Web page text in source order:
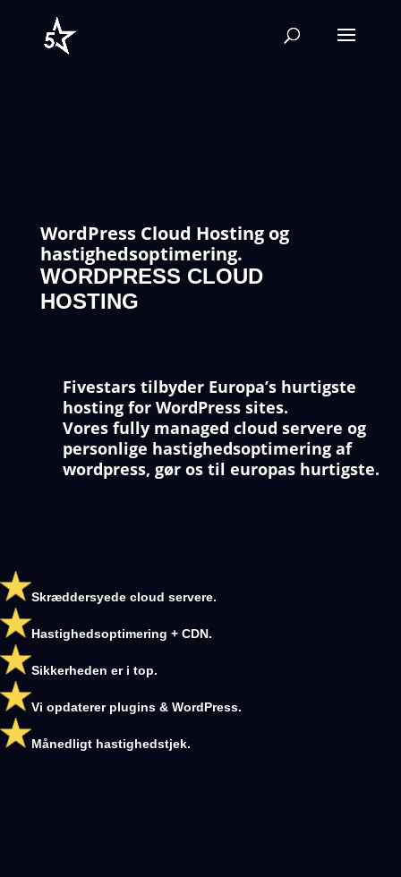
WordPress Cloud Hosting og
hastighedsoptimering.
WORDPRESS CLOUD
HOSTING
Fivestars tilbyder Europa’s hurtigste
hosting for WordPress sites.
Vores fully managed cloud servere og
personlige hastighedsoptimering af
wordpress, gør os til europas hurtigste.
Skræddersyede cloud servere.
Hastighedsoptimering + CDN.
Sikkerheden er i top.
Vi opdaterer plugins & WordPress.
Månedligt hastighedstjek.